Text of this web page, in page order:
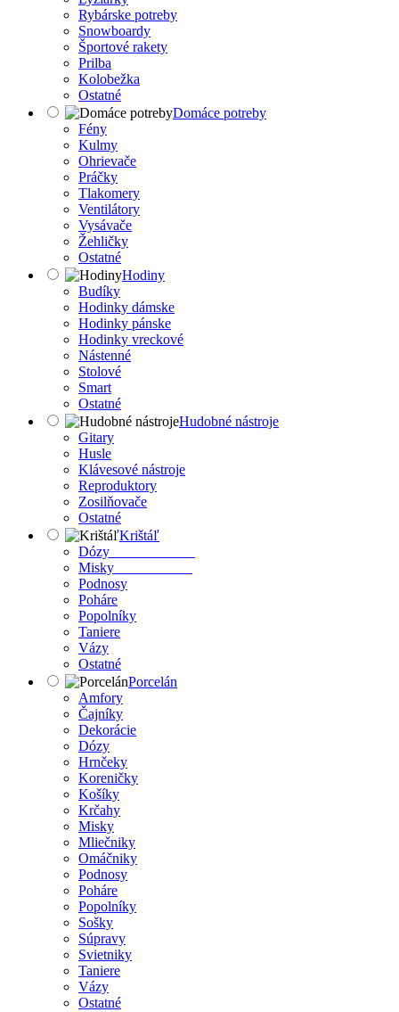
Rybárske potreby
Snowboardy
Športové rakety
Prilba
Kolobežka
Ostatné
Domáce potreby
Fény
Kulmy
Ohrievače
Práčky
Tlakomery
Ventilátory
Vysávače
Žehličky
Ostatné
Hodiny
Budíky
Hodinky dámske
Hodinky pánske
Hodinky vreckové
Nástenné
Stolové
Smart
Ostatné
Hudobné nástroje
Gitary
Husle
Klávesové nástroje
Reproduktory
Zosilňovače
Ostatné
Krištáľ
Dózy
Misky
Podnosy
Poháre
Popolníky
Taniere
Vázy
Ostatné
Porcelán
Amfory
Čajníky
Dekorácie
Dózy
Hrnčeky
Koreničky
Košíky
Krčahy
Misky
Mliečniky
Omáčniky
Podnosy
Poháre
Popolníky
Sošky
Súpravy
Svietniky
Taniere
Vázy
Ostatné